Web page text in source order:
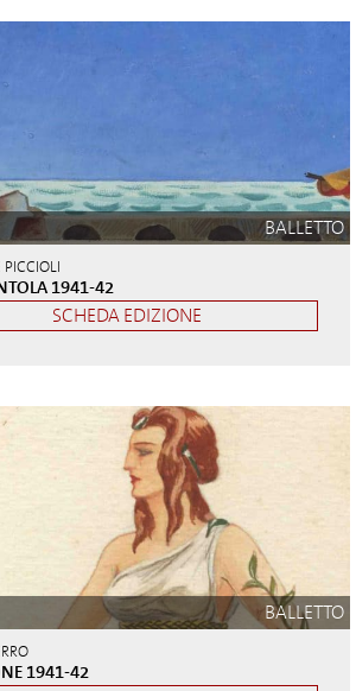
BALLETTO
1941-42
SCHEDA EDIZIONE
BALLETTO
1941-42